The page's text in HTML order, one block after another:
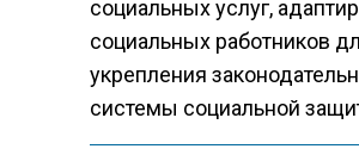
социальных услуг,
социальных работников
укрепления
системы социальной